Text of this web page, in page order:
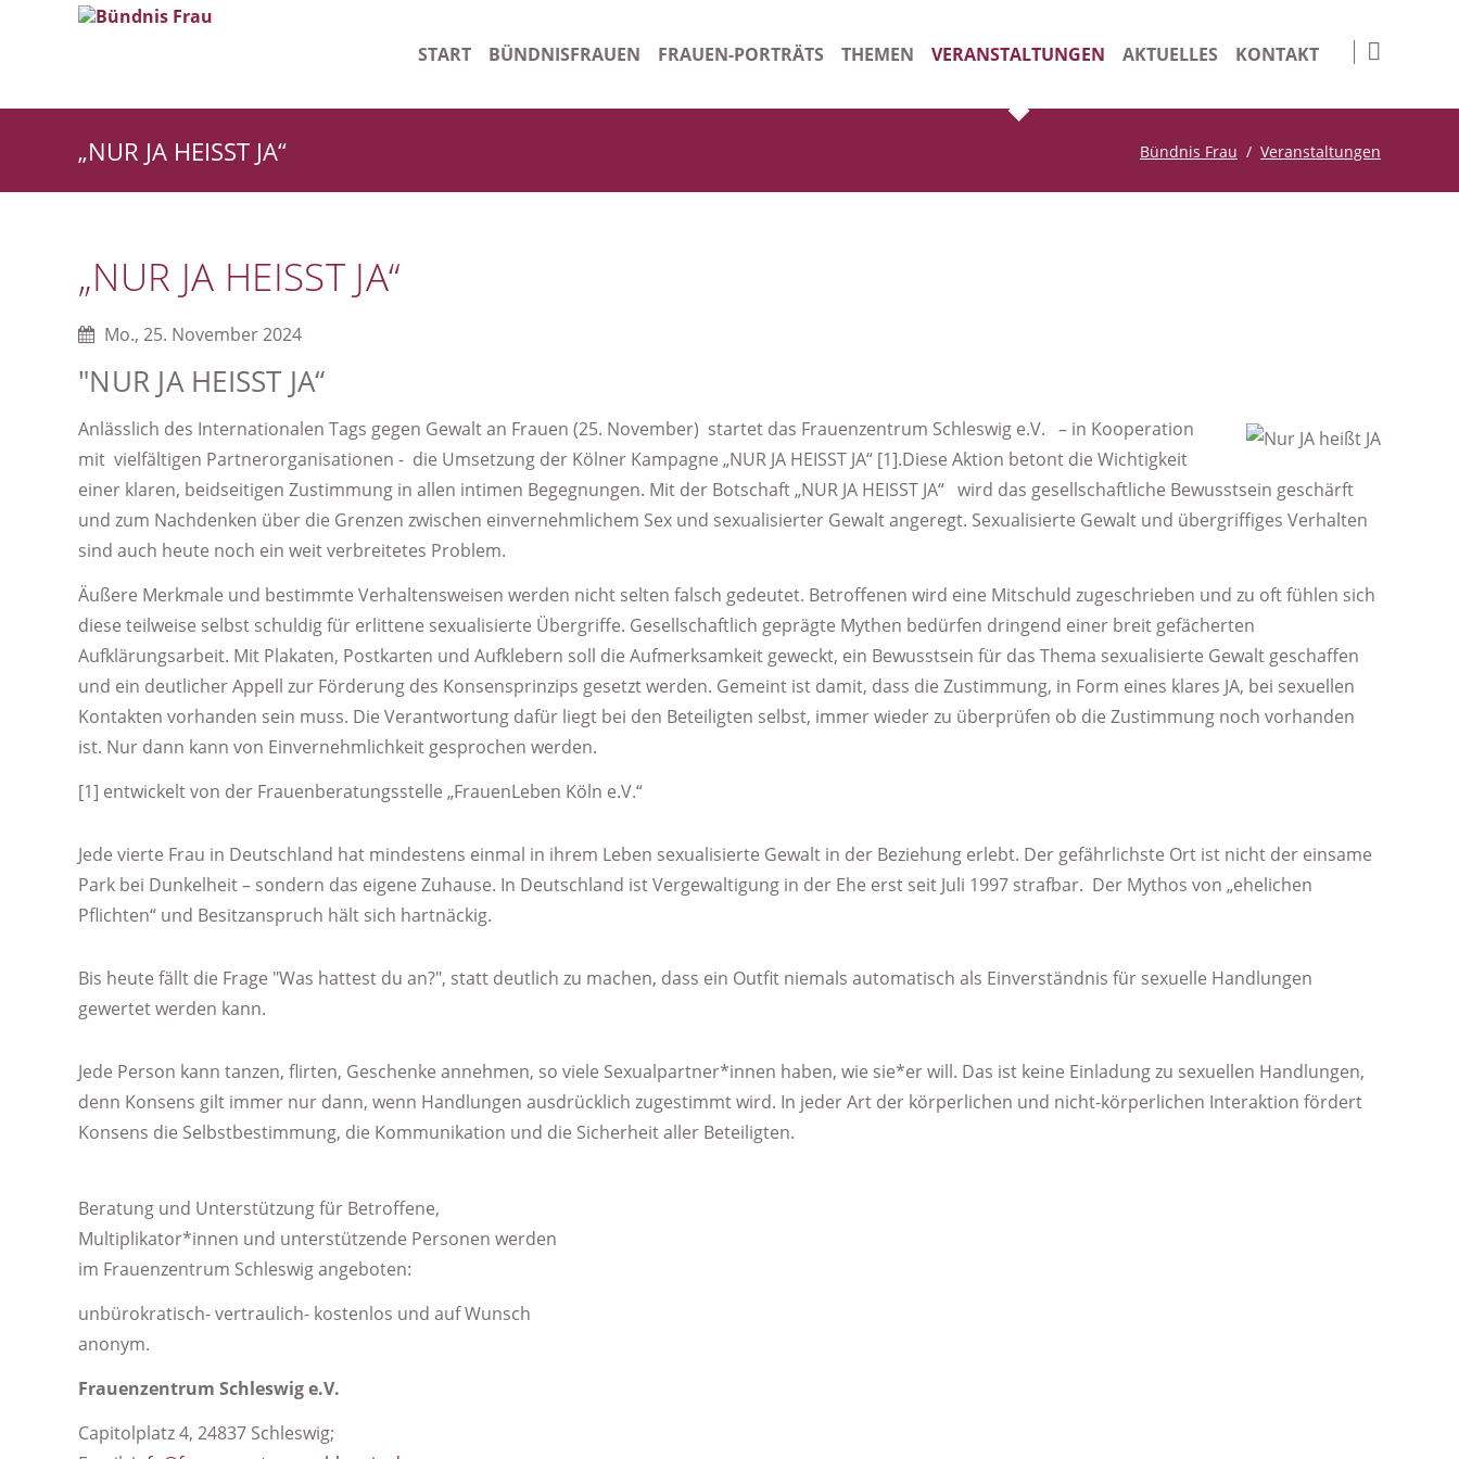
überspringen
START BÜNDNISFRAUEN
Gleichstellungsbeauftragte Harrislee
Beauftragte für Chancengleichheit am Arbeitsmarkt SGB II
FRAU & BERUF - Flensburg
Arbeiterwohlfahrt (AWO) - Ortsverein Schleswig e.V.
Beauftragte für Chancengleichheit am Arbeitsmarkt SGB III
Gleichstellungsbeauftragte Kappeln
Frauenzentrum Schleswig e.V.
FRAUEN-PORTRÄTS THEMEN VERANSTALTUNGEN AKTUELLES KONTAKT
„NUR JA HEISST JA“ Bündnis Frau Veranstaltungen
„NUR JA HEISST JA“
Mo., 25. November 2024
"NUR JA HEISST JA“
Anlässlich des Internationalen Tags gegen Gewalt an Frauen (25. November) startet das Frauenzentrum Schleswig e.V. – in Kooperation
mit vielfältigen Partnerorganisationen - die Umsetzung der Kölner Kampagne „NUR JA HEISST JA“ [1].Diese Aktion betont die Wichtigkeit
einer klaren, beidseitigen Zustimmung in allen intimen Begegnungen. Mit der Botschaft „NUR JA HEISST JA“ wird das gesellschaftliche Bewusstsein geschärft
und zum Nachdenken über die Grenzen zwischen einvernehmlichem Sex und sexualisierter Gewalt angeregt. Sexualisierte Gewalt und übergriffiges Verhalten
sind auch heute noch ein weit verbreitetes Problem.
Äußere Merkmale und bestimmte Verhaltensweisen werden nicht selten falsch gedeutet. Betroffenen wird eine Mitschuld zugeschrieben und zu oft fühlen sich
diese teilweise selbst schuldig für erlittene sexualisierte Übergriffe. Gesellschaftlich geprägte Mythen bedürfen dringend einer breit gefächerten
Aufklärungsarbeit. Mit Plakaten, Postkarten und Aufklebern soll die Aufmerksamkeit geweckt, ein Bewusstsein für das Thema sexualisierte Gewalt geschaffen
und ein deutlicher Appell zur Förderung des Konsensprinzips gesetzt werden. Gemeint ist damit, dass die Zustimmung, in Form eines klares JA, bei sexuellen
Kontakten vorhanden sein muss. Die Verantwortung dafür liegt bei den Beteiligten selbst, immer wieder zu überprüfen ob die Zustimmung noch vorhanden
ist. Nur dann kann von Einvernehmlichkeit gesprochen werden.
[1] entwickelt von der Frauenberatungsstelle „FrauenLeben Köln e.V.“
Jede vierte Frau in Deutschland hat mindestens einmal in ihrem Leben sexualisierte Gewalt in der Beziehung erlebt. Der gefährlichste Ort ist nicht der einsame
Park bei Dunkelheit – sondern das eigene Zuhause. In Deutschland ist Vergewaltigung in der Ehe erst seit Juli 1997 strafbar. Der Mythos von „ehelichen
Pflichten“ und Besitzanspruch hält sich hartnäckig.
Bis heute fällt die Frage "Was hattest du an?", statt deutlich zu machen, dass ein Outfit niemals automatisch als Einverständnis für sexuelle Handlungen
gewertet werden kann.
Jede Person kann tanzen, flirten, Geschenke annehmen, so viele Sexualpartner*innen haben, wie sie*er will. Das ist keine Einladung zu sexuellen Handlungen,
denn Konsens gilt immer nur dann, wenn Handlungen ausdrücklich zugestimmt wird. In jeder Art der körperlichen und nicht-körperlichen Interaktion fördert
Konsens die Selbstbestimmung, die Kommunikation und die Sicherheit aller Beteiligten.
Beratung und Unterstützung für Betroffene,
Multiplikator*innen und unterstützende Personen werden
im Frauenzentrum Schleswig angeboten:
unbürokratisch- vertraulich- kostenlos und auf Wunsch
anonym.
Frauenzentrum Schleswig e.V.
Capitolplatz 4, 24837 Schleswig;